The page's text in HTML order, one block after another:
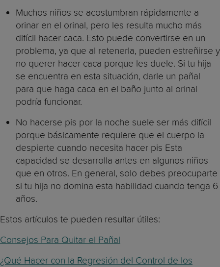
Muchos niños se acostumbran rápidamente a
orinar en el orinal, pero les resulta mucho más
difícil hacer caca. Esto puede convertirse en un
problema, ya que al retenerla, pueden estreñirse y
no querer hacer caca porque les duele. Si tu hija
se encuentra en esta situación, darle un pañal
para que haga caca en el baño junto al orinal
podría funcionar.
No hacerse pis por la noche suele ser más difícil
porque básicamente requiere que el cuerpo la
despierte cuando necesita hacer pis Esta
capacidad se desarrolla antes en algunos niños
que en otros. En general, solo debes preocuparte
si tu hija no domina esta habilidad cuando tenga 6
años.
Estos artículos te pueden resultar útiles:
Consejos Para Quitar el Pañal
¿Qué Hacer con la Regresión del Control de los